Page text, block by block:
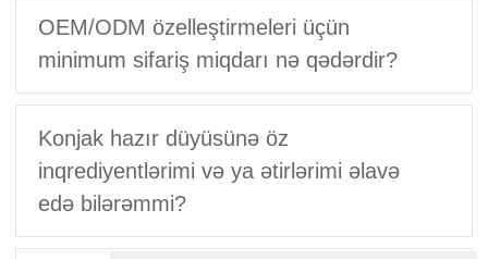
OEM/ODM özelleştirmeleri üçün
minimum sifariş miqdarı nə qədərdir?
Konjak hazır düyüsünə öz
inqrediyentlərimi və ya ətirlərimi əlavə
edə bilərəmmi?